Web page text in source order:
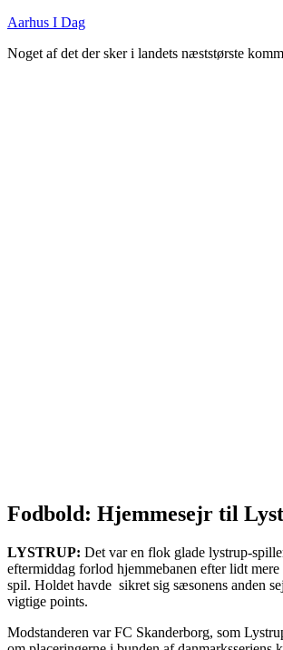
Fortsæt
indhold
Aarhus I Dag
Noget af det der sker i landets næststørste
Fodbold: Hjemmesejr til
LYSTRUP: Det var en flok glade lystrup-
eftermiddag forlod hjemmebanen efter lidt
spil. Holdet havde sikret sig sæsonens anden
vigtige points.
Modstanderen var FC Skanderborg, som